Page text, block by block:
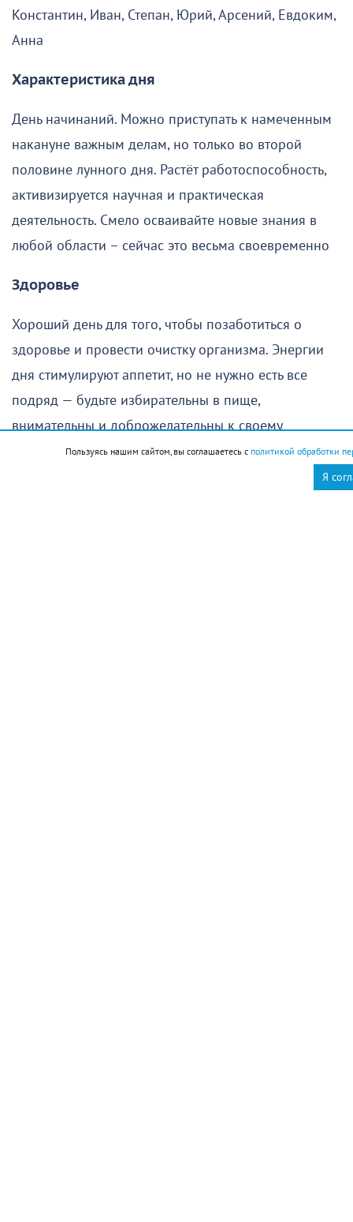
Константин, Иван, Степан, Юрий, Арсений, Евдоким,
Анна
Характеристика дня
День начинаний. Можно приступать к намеченным
накануне важным делам, но только во второй
половине лунного дня. Растёт работоспособность,
активизируется научная и практическая
деятельность. Смело осваивайте новые знания в
любой области – сейчас это весьма своевременно
Здоровье
Хороший день для того, чтобы позаботиться о
здоровье и провести очистку организма. Энергии
дня стимулируют аппетит, но не нужно есть все
подряд — будьте избирательны в пище,
внимательны и доброжелательны к своему
организму. Исходя из пищевых предпочтений
Пользуясь нашим сайтом, вы соглашаетесь с политикой обработки
Я